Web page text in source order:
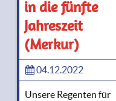
in die fünfte
Jahreszeit
(Merkur)
04.12.2022
Unsere Regenten für